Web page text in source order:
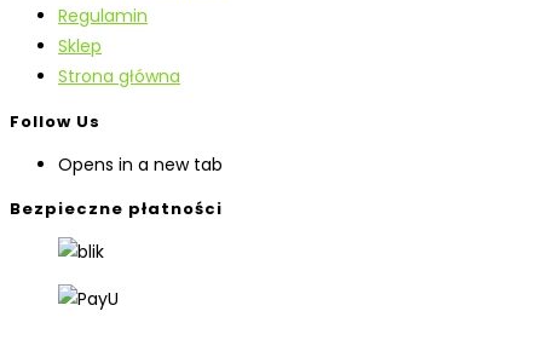
Regulamin
Sklep
Strona główna
Follow Us
Opens in a new tab
Bezpieczne płatności